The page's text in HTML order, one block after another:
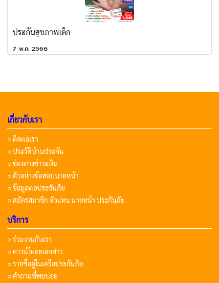
ประกันสุขภาพเด็ก
7 พ.ค. 2566
เกี่ยวกับเรา
○ ติดต่อเรา
○ ประวัติบ้านประกัน
○ ช่องทางชำระเงิน
○ ตัวอย่างข้อสอบนายหน้า
○ ข้อมูลต่อประกันภัย
○ สมัครสมาชิก ตัวแทน นายหน้า ประกันภัย
บริการ
○ ร่วมงานกับเรา
○ ดาวน์โหลดเอกสาร
○ รายชื่ออู่ในเครือประกันภัย
○ คำถามที่พบบ่อย